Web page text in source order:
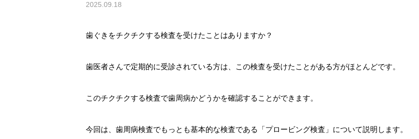
2025.09.18
歯ぐきをチクチクする検査を受けたことはありますか？
歯医者さんで定期的に受診されている方は、この検査を受けたことがある方がほとんどです。
このチクチクする検査で歯周病かどうかを確認することができます。
今回は、歯周病検査でもっとも基本的な検査である「プロービング検査」について説明します。